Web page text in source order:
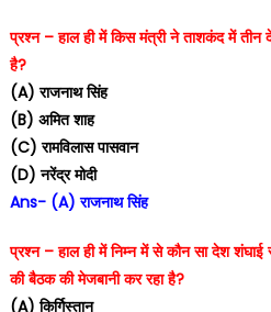
प्रश्न – हाल ही में किस मंत्री ने ताशकंद में तीन
है?
(A) राजनाथ सिंह
(B) अमित शाह
(C) रामविलास पासवान
(D) नरेंद्र मोदी
Ans- (A) राजनाथ सिंह
प्रश्न – हाल ही में निम्न में से कौन सा देश
की बैठक की मेजबानी कर रहा है?
(A) किर्गिस्तान